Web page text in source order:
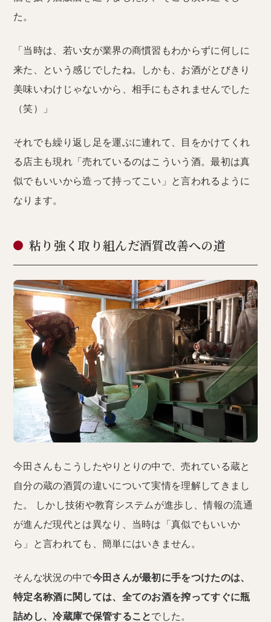
た。
「当時は、若い女が業界の商慣習もわからずに何しに
来た、という感じでしたね。しかも、お酒がとびきり
美味いわけじゃないから、相手にもされませんでした
（笑）」
それでも繰り返し足を運ぶに連れて、目をかけてくれ
る店主も現れ「売れているのはこういう酒。最初は真
似でもいいから造って持ってこい」と言われるように
なります。
粘り強く取り組んだ酒質改善への道
今田さんもこうしたやりとりの中で、売れている蔵と
自分の蔵の酒質の違いについて実情を理解してきまし
た。 しかし技術や教育システムが進歩し、情報の流通
が進んだ現代とは異なり、当時は「真似でもいいか
ら」と言われても、簡単にはいきません。
そんな状況の中で今田さんが最初に手をつけたのは、
特定名称酒に関しては、全てのお酒を搾ってすぐに瓶
詰めし、冷蔵庫で保管することでした。